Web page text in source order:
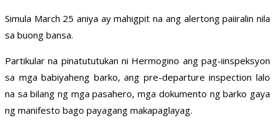
Simula March 25 aniya ay mahigpit na ang alertong paiiralin nila
sa buong bansa.
Partikular na pinatututukan ni Hermogino ang pag-iinspeksyon
sa mga babiyaheng barko, ang pre-departure inspection lalo
na sa bilang ng mga pasahero, mga dokumento ng barko gaya
ng manifesto bago payagang makapaglayag.